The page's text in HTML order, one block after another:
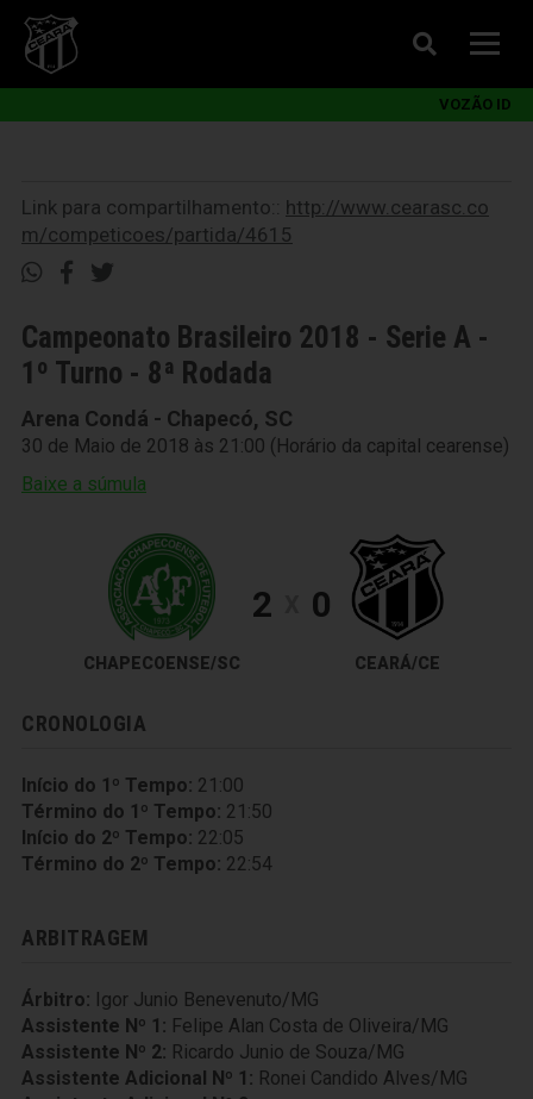
VOZÃO ID
Link para compartilhamento:: http://www.cearasc.co
m/competicoes/partida/4615
Campeonato Brasileiro 2018 - Serie A -
1º Turno - 8ª Rodada
Arena Condá - Chapecó, SC
30 de Maio de 2018 às 21:00 (Horário da capital cearense)
Baixe a súmula
CHAPECOENSE/SC
2 0
CEARÁ/CE
CRONOLOGIA
Início do 1º Tempo: 21:00
Término do 1º Tempo: 21:50
Início do 2º Tempo: 22:05
Término do 2º Tempo: 22:54
ARBITRAGEM
Árbitro: Igor Junio Benevenuto/MG
Assistente Nº 1: Felipe Alan Costa de Oliveira/MG
Assistente Nº 2: Ricardo Junio de Souza/MG
Assistente Adicional Nº 1: Ronei Candido Alves/MG